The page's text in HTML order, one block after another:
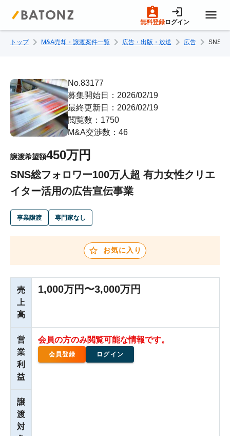
無料登録ログイン
トップページ
M&A案件一覧
売りたい方へ
成約事例
M&A専門家の方へ
トップ M&A売却・譲渡案件一覧 広告・出版・放送 広告 SNS総
No.83177
募集開始日：2026/02/19
最終更新日：2026/02/19
閲覧数：1750
M&A交渉数：46
譲渡希望額450万円
SNS総フォロワー100万人超 有力女性クリエ
イター活用の広告宣伝事業
事業譲渡 専門家なし
お気に入り
売
上
高
1,000万円〜3,000万円
営
業
利
益
会員の方のみ閲覧可能な情報です。
会員登録 ログイン
譲
渡
対